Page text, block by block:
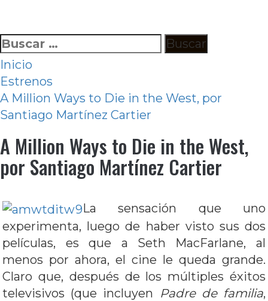
Ir
al
contenido
Buscar:
Inicio
Estrenos
A Million Ways to Die in the West, por
Santiago Martínez Cartier
A Million Ways to Die in the West,
por Santiago Martínez Cartier
La sensación que uno
experimenta, luego de haber visto sus dos
películas, es que a Seth MacFarlane, al
menos por ahora, el cine le queda grande.
Claro que, después de los múltiples éxitos
televisivos (que incluyen Padre de familia,